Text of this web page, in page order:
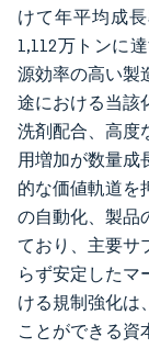
けて年平均成
1,112万トンに
源効率の高い製
途における当該
洗剤配合、高度
用増加が数量成
的な価値軌道を
の自動化、製品
ており、主要サ
らず安定したマ
ける規制強化は
ことができる資